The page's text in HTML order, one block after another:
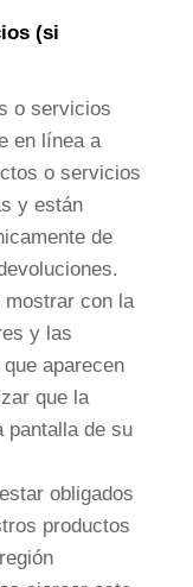
(si
o servicios
en línea a
o servicios
y están
de
mostrar con la
y las
aparecen
que la
pantalla de su
obligados
productos